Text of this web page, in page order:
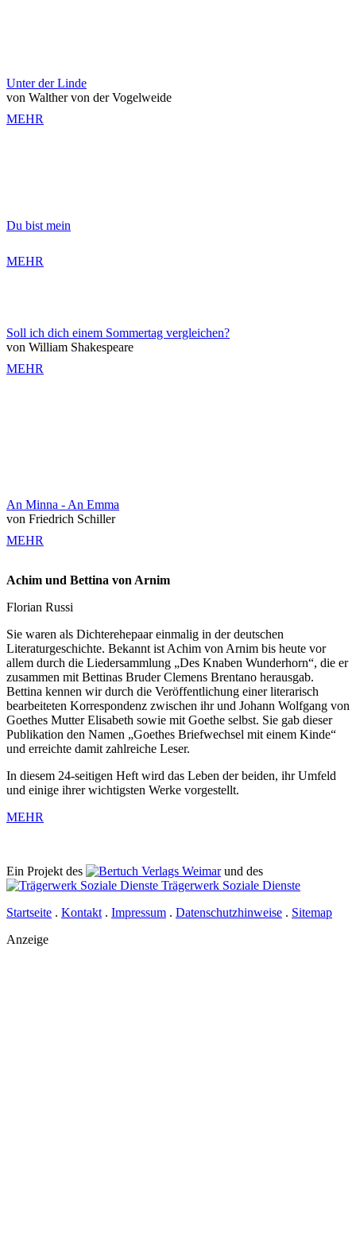
Unter der Linde
von Walther von der Vogelweide
MEHR
Du bist mein
MEHR
Soll ich dich einem Sommertag vergleichen?
von William Shakespeare
MEHR
An Minna - An Emma
von Friedrich Schiller
MEHR
Achim und Bettina von Arnim
Florian Russi
Sie waren als Dichterehepaar einmalig in der deutschen
Literaturgeschichte. Bekannt ist Achim von Arnim bis heute vor
allem durch die Liedersammlung „Des Knaben Wunderhorn“, die er
zusammen mit Bettinas Bruder Clemens Brentano herausgab.
Bettina kennen wir durch die Veröffentlichung einer literarisch
bearbeiteten Korrespondenz zwischen ihr und Johann Wolfgang von
Goethes Mutter Elisabeth sowie mit Goethe selbst. Sie gab dieser
Publikation den Namen „Goethes Briefwechsel mit einem Kinde“
und erreichte damit zahlreiche Leser.
In diesem 24-seitigen Heft wird das Leben der beiden, ihr Umfeld
und einige ihrer wichtigsten Werke vorgestellt.
MEHR
Ein Projekt des Verlags Weimarund des
Trägerwerk Soziale Dienste
Startseite . Kontakt . Impressum . Datenschutzhinweise . Sitemap
Anzeige